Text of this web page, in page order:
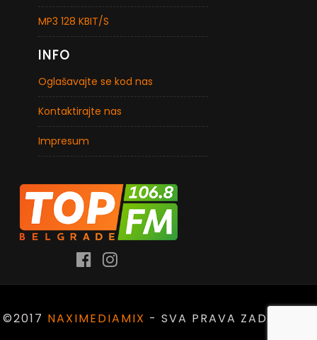
MP3 128 KBIT/S
INFO
Oglašavajte se kod nas
Kontaktirajte nas
Impresum
©2017 NAXIMEDIAMIX - SVA PRAVA ZADRŽANA.